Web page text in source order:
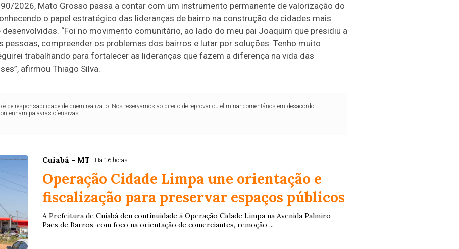
2026, Mato Grosso passa a contar com um instrumento permanente de valorização do
o papel estratégico das lideranças de bairro na construção de cidades mais
“Foi no movimento comunitário, ao lado do meu pai Joaquim que presidiu a
pessoas, compreender os problemas dos bairros e lutar por soluções. Tenho muito
trabalhando para fortalecer as lideranças que fazem a diferença na vida das
afirmou Thiago Silva.
de responsabilidade de quem realizá-lo. Nos reservamos ao direito de reprovar ou eliminar comentários em desacordo
palavras ofensivas.
Cuiabá - MT Há 16 horas
Operação Cidade Limpa une orientação e
fiscalização para preservar espaços públicos
A Prefeitura de Cuiabá deu continuidade à Operação Cidade Limpa na Avenida Palmiro
Paes de Barros, com foco na orientação de comerciantes, remoção ...